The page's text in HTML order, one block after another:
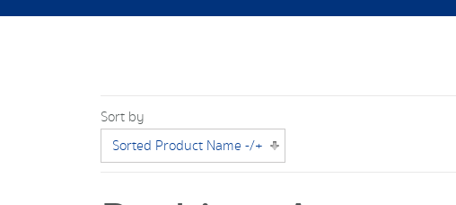
Sort by
Sorted Product Name -/+